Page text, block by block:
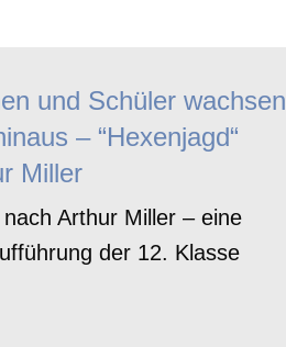
und Schüler wachsen
– “Hexenjagd“
Miller
nach Arthur Miller – eine
der 12. Klasse